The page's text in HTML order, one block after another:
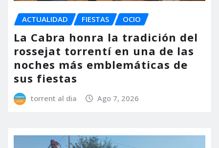
ACTUALIDAD FIESTAS OCIO
La Cabra honra la tradición del
rossejat torrentí en una de las
noches más emblemáticas de
sus fiestas
torrent al dia Ago 7, 2026